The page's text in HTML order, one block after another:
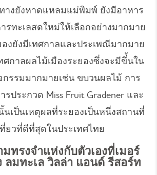
างยังหาดแหลมแม่พิมพ์ ยังมีอาหาร
รทะเลสดใหม่ให้เลือกอย่างมากมาย
งยังมีเทศกาลและประเพณีมากมาย
กาลผลไม้เมืองระยองซึ่งจะมีขึ่้นใน
รรมมากมายเช่น ขบวนผลไม้ การ
ประกวด Miss Fruit Gradener และ
เป็นเหตุผลที่ระยองเป็นหนึ่งสถานที่
ยวที่ดีที่สุดในประเทศไทย
ทรงจำแห่งกับตัวเองที่เมอร์
ลมทะเล วิลล่า แอนด์ รีสอร์ท